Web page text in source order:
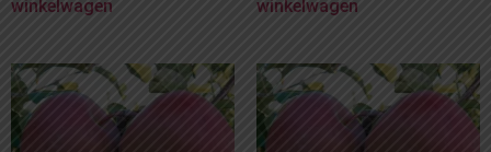
winkelwagen
winkelwagen